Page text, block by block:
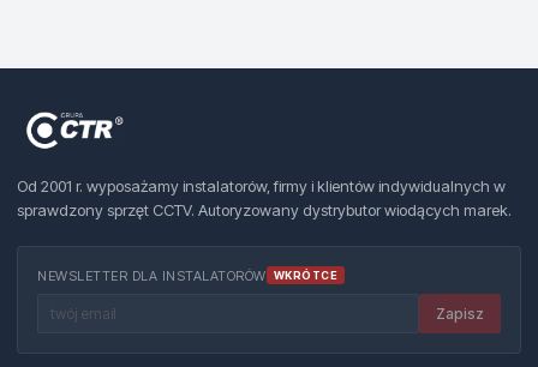
Od 2001 r. wyposażamy instalatorów, firmy i klientów indywidualnych w
sprawdzony sprzęt CCTV. Autoryzowany dystrybutor wiodących marek.
NEWSLETTER DLA INSTALATORÓW WKRÓTCE
Zapisz